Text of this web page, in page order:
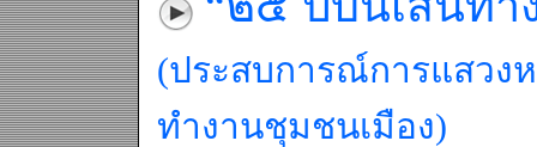
(ประสบการณ์การแสวง
ทำงานชุมชนเมือง)